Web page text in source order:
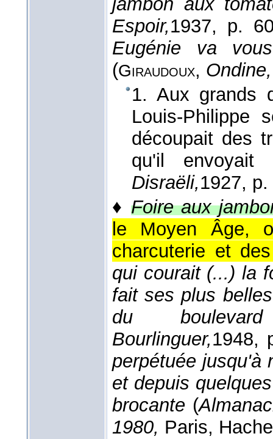
Espoir,1937, p.
Eugénie va
(Giraudoux, Ondine,
1. Aux grands
Louis-Philippe
découpait des
qu'il
Disraëli,1927, p.
♦Foire aux
le Moyen Âge,
charcuterie et
qui courait (...) la
fait ses plus
du
Bourlinguer,1948,
perpétuée jusqu'à
et depuis
brocante (
1980, Paris,